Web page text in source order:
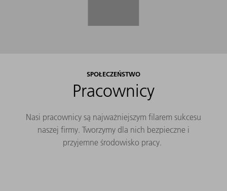
SPOŁECZEŃSTWO
Pracownicy
Nasi pracownicy są najważniejszym filarem sukcesu
naszej firmy. Tworzymy dla nich bezpieczne i
przyjemne środowisko pracy.